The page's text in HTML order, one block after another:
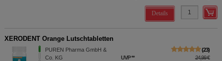
Details
XERODENT Orange Lutschtabletten
PUREN Pharma GmbH &
Co. KG
23
UVP** 24,99 €